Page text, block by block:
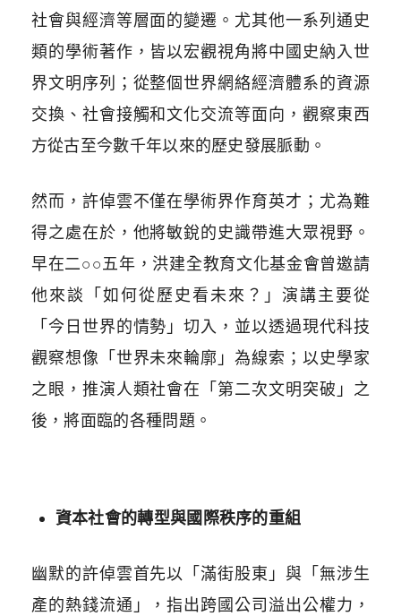
社會與經濟等層面的變遷。尤其他一系列通史
類的學術著作，皆以宏觀視角將中國史納入世
界文明序列；從整個世界網絡經濟體系的資源
交換、社會接觸和文化交流等面向，觀察東西
方從古至今數千年以來的歷史發展脈動。
然而，許倬雲不僅在學術界作育英才；尤為難
得之處在於，他將敏銳的史識帶進大眾視野。
早在二○○五年，洪建全教育文化基金會曾邀請
他來談「如何從歷史看未來？」演講主要從
「今日世界的情勢」切入，並以透過現代科技
觀察想像「世界未來輪廓」為線索；以史學家
之眼，推演人類社會在「第二次文明突破」之
後，將面臨的各種問題。
資本社會的轉型與國際秩序的重組
幽默的許倬雲首先以「滿街股東」與「無涉生
產的熱錢流通」，指出跨國公司溢出公權力，